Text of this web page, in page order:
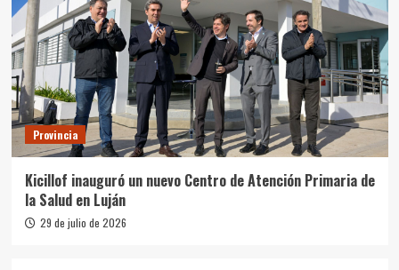
Provincia
Kicillof inauguró un nuevo Centro de Atención Primaria de
la Salud en Luján
29 de julio de 2026